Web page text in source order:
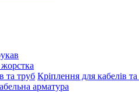
Кріплення для кабелів
арматура